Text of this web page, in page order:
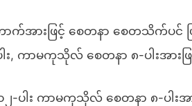
အားဖြင့် စေတနာ စေတသိက်ပင်
ကာမကုသိုလ် စေတနာ ၈-ပါးအား
-ပါး ကာမကုသိုလ် စေတနာ ၈-ပါး